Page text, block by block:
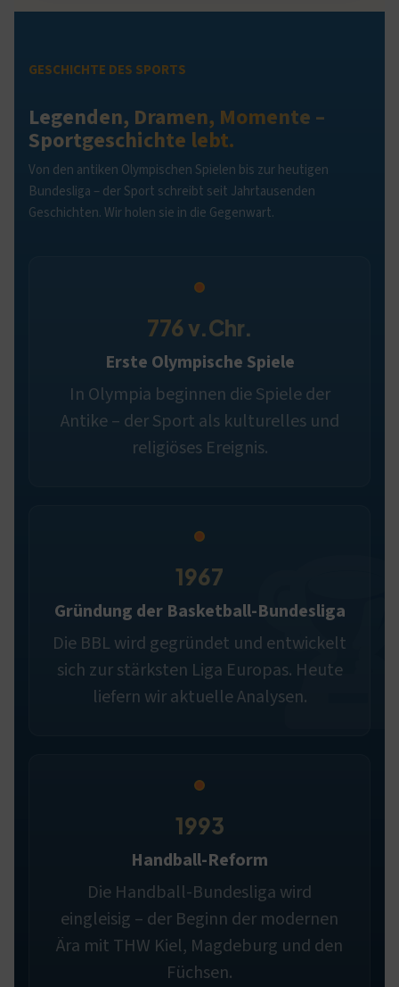
GESCHICHTE DES SPORTS
Legenden, Dramen, Momente –
Sportgeschichte lebt.
Von den antiken Olympischen Spielen bis zur heutigen
Bundesliga – der Sport schreibt seit Jahrtausenden
Geschichten. Wir holen sie in die Gegenwart.
776 v.Chr.
Erste Olympische Spiele
In Olympia beginnen die Spiele der
Antike – der Sport als kulturelles und
religiöses Ereignis.
1967
Gründung der Basketball-Bundesliga
Die BBL wird gegründet und entwickelt
sich zur stärksten Liga Europas. Heute
liefern wir aktuelle Analysen.
1993
Handball-Reform
Die Handball-Bundesliga wird
eingleisig – der Beginn der modernen
Ära mit THW Kiel, Magdeburg und den
Füchsen.